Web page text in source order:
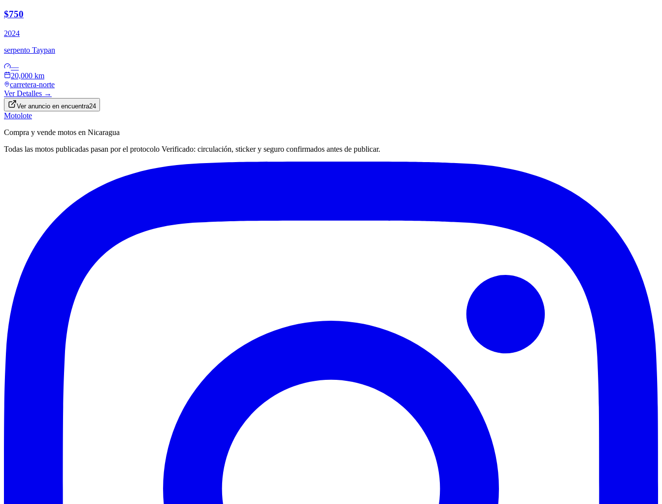
$750
2024
serpento Taypan
—
20,000 km
carretera-norte
Ver Detalles →
Ver anuncio en encuentra24
Motolote
Compra y vende motos en Nicaragua
Todas las motos publicadas pasan por el protocolo Verificado: circulación, sticker y seguro confirmados antes de publicar.